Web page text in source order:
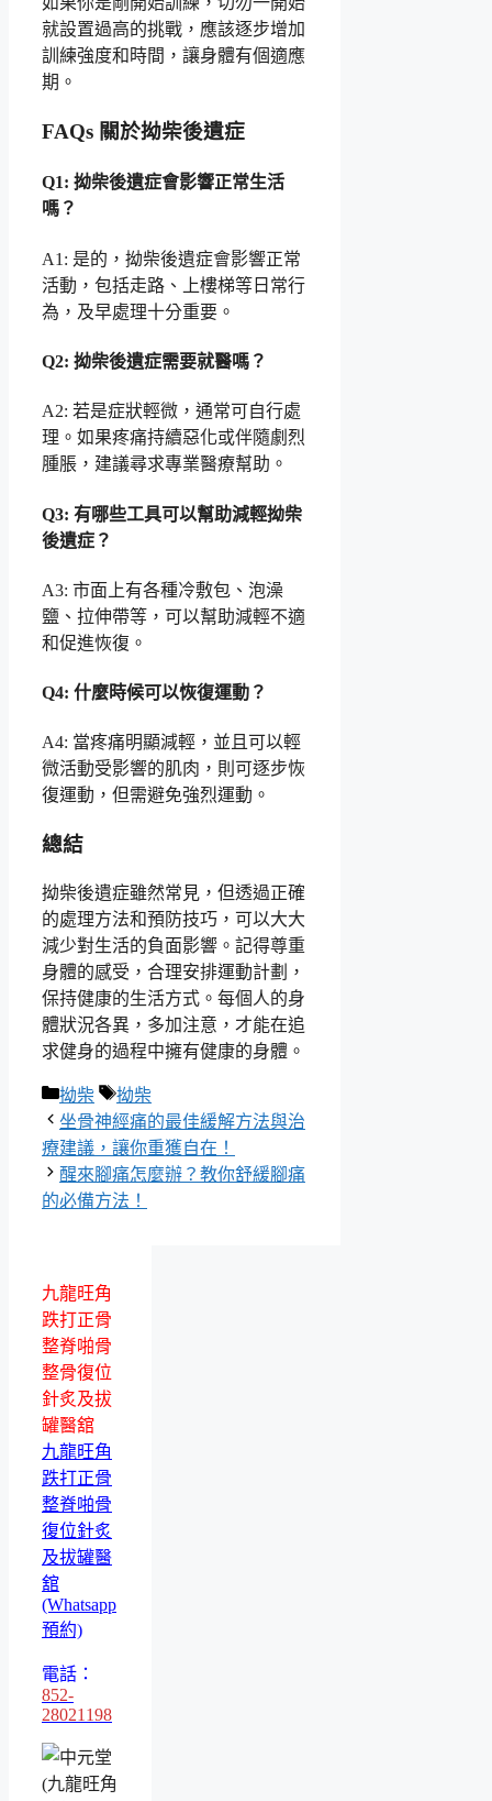
就設置過高的挑戰，應該逐步增加
訓練強度和時間，讓身體有個適應
期。
FAQs 關於拗柴後遺症
Q1: 拗柴後遺症會影響正常生活
嗎？
A1: 是的，拗柴後遺症會影響正常
活動，包括走路、上樓梯等日常行
為，及早處理十分重要。
Q2: 拗柴後遺症需要就醫嗎？
A2: 若是症狀輕微，通常可自行處
理。如果疼痛持續惡化或伴隨劇烈
腫脹，建議尋求專業醫療幫助。
Q3: 有哪些工具可以幫助減輕拗柴
後遺症？
A3: 市面上有各種冷敷包、泡澡
鹽、拉伸帶等，可以幫助減輕不適
和促進恢復。
Q4: 什麼時候可以恢復運動？
A4: 當疼痛明顯減輕，並且可以輕
微活動受影響的肌肉，則可逐步恢
復運動，但需避免強烈運動。
總結
拗柴後遺症雖然常見，但透過正確
的處理方法和預防技巧，可以大大
減少對生活的負面影響。記得尊重
身體的感受，合理安排運動計劃，
保持健康的生活方式。每個人的身
體狀況各異，多加注意，才能在追
求健身的過程中擁有健康的身體。
分
類
拗柴
標
籤
拗柴
坐骨神經痛的最佳緩解方法與治
療建議，讓你重獲自在！
醒來腳痛怎麼辦？教你舒緩腳痛
的必備方法！
九龍旺角
跌打正骨
整脊啪骨
整骨復位
針炙及拔
罐醫舘
九龍旺角
跌打正骨
整脊啪骨
復位針炙
及拔罐醫
舘
(Whatsapp
預約)
電話：
852-
28021198